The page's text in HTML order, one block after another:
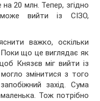
20 млн. Тепер, згідно
вийти із СІЗО,
важко, оскільки
Поки що це виглядає як
Князєв міг вийти із
змінитися з того
захід. Сума
Тож потрібно